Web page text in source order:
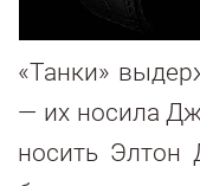
«Танки»
— их носила
носить Элтон